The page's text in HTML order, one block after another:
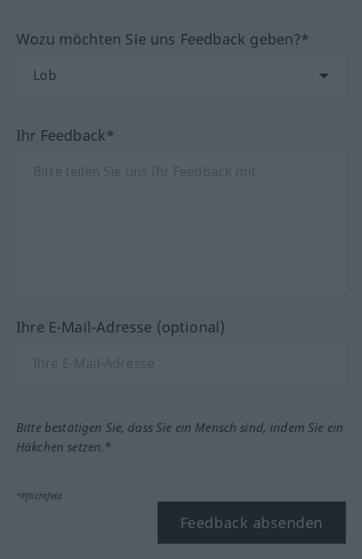
Wozu möchten Sie uns Feedback geben?*
Ihr Feedback*
Ihre E-Mail-Adresse (optional)
Bitte bestätigen Sie, dass Sie ein Mensch sind, indem Sie ein
Häkchen setzen.*
*Pflichtfeld
Feedback absenden